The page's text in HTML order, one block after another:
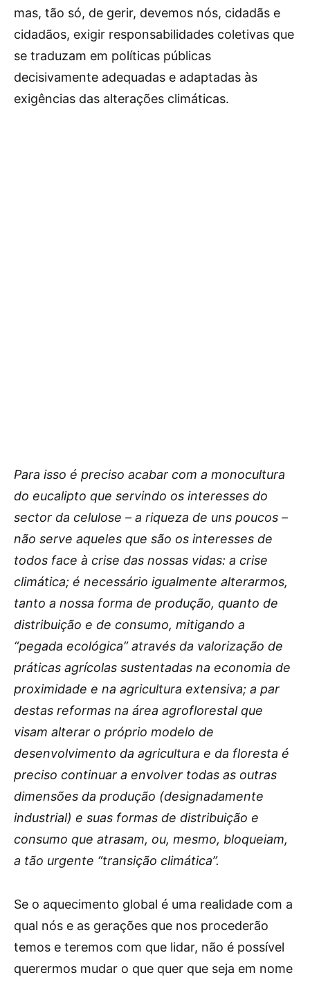
mas, tão só, de gerir, devemos nós, cidadãs e
cidadãos, exigir responsabilidades coletivas que
se traduzam em políticas públicas
decisivamente adequadas e adaptadas às
exigências das alterações climáticas.
Para isso é preciso acabar com a monocultura
do eucalipto que servindo os interesses do
sector da celulose – a riqueza de uns poucos –
não serve aqueles que são os interesses de
todos face à crise das nossas vidas: a crise
climática; é necessário igualmente alterarmos,
tanto a nossa forma de produção, quanto de
distribuição e de consumo, mitigando a
“pegada ecológica” através da valorização de
práticas agrícolas sustentadas na economia de
proximidade e na agricultura extensiva; a par
destas reformas na área agroflorestal que
visam alterar o próprio modelo de
desenvolvimento da agricultura e da floresta é
preciso continuar a envolver todas as outras
dimensões da produção (designadamente
industrial) e suas formas de distribuição e
consumo que atrasam, ou, mesmo, bloqueiam,
a tão urgente “transição climática”.
Se o aquecimento global é uma realidade com a
qual nós e as gerações que nos procederão
temos e teremos com que lidar, não é possível
querermos mudar o que quer que seja em nome